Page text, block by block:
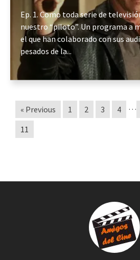
Ep. 1. Como toda serie de
nuestro “piloto”. Un programa a
el que han colaborado con sus
pesados de la...
« Previous 1 2 3 4 …
11